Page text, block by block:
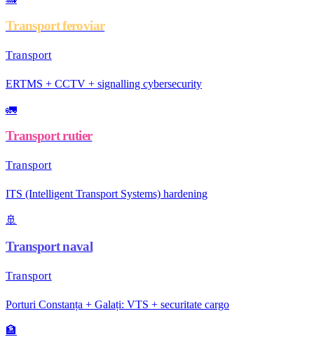
Transport feroviar
Transport
ERTMS + CCTV + signalling cybersecurity
🚛
Transport rutier
Transport
ITS (Intelligent Transport Systems) hardening
🚢
Transport naval
Transport
Porturi Constanța + Galați: VTS + securitate cargo
🏦